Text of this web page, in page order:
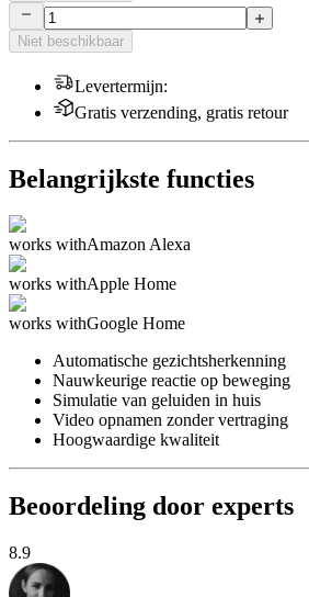
Niet beschikbaar
Levertermijn:
Gratis verzending, gratis retour
Belangrijkste functies
works withAmazon Alexa
works withApple Home
works withGoogle Home
Automatische gezichtsherkenning
Nauwkeurige reactie op beweging
Simulatie van geluiden in huis
Video opnamen zonder vertraging
Hoogwaardige kwaliteit
Beoordeling door experts
8.9